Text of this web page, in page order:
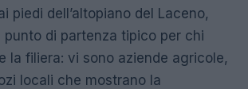
piedi dell’altopiano del Laceno,
punto di partenza tipico per chi
la filiera: vi sono aziende agricole,
locali che mostrano la